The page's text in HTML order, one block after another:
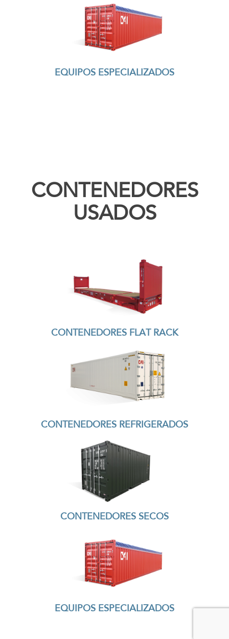
EQUIPOS ESPECIALIZADOS
CONTENEDORES
USADOS
CONTENEDORES FLAT RACK
CONTENEDORES REFRIGERADOS
CONTENEDORES SECOS
EQUIPOS ESPECIALIZADOS